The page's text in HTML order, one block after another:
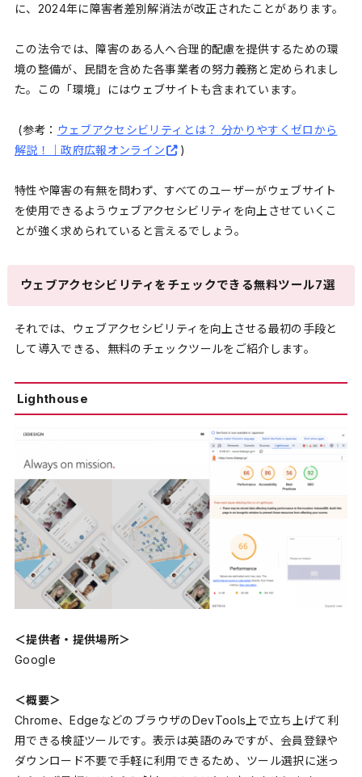
に、2024年に障害者差別解消法が改正されたことがあります。
この法令では、障害のある人へ合理的配慮を提供するための環
境の整備が、民間を含めた各事業者の努力義務と定められまし
た。この「環境」にはウェブサイトも含まれています。
(参考： ウェブアクセシビリティとは？ 分かりやすくゼロから
解説！｜政府広報オンライン
)
特性や障害の有無を問わず、すべてのユーザーがウェブサイト
を使用できるようウェブアクセシビリティを向上させていくこ
とが強く求められていると言えるでしょう。
ウェブアクセシビリティをチェックできる無料ツール7選
それでは、ウェブアクセシビリティを向上させる最初の手段と
して導入できる、無料のチェックツールをご紹介します。
Lighthouse
＜提供者・提供場所＞
Google
＜概要＞
Chrome、EdgeなどのブラウザのDevTools上で立ち上げて利
用できる検証ツールです。表示は英語のみですが、会員登録や
ダウンロード不要で手軽に利用できるため、ツール選択に迷っ